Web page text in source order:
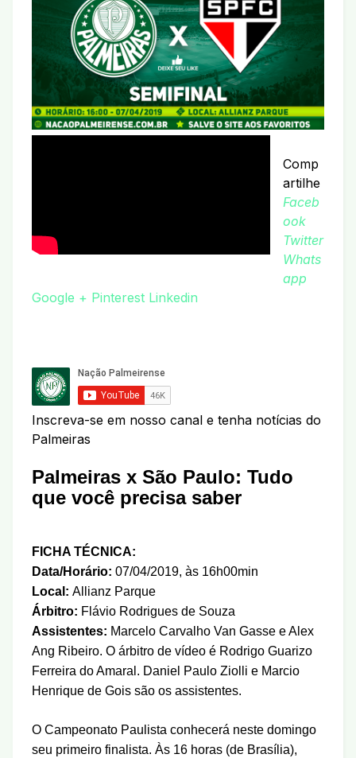
Comp
artilhe
Faceb
ook
Twitter
Whats
app
Google + Pinterest Linkedin
Inscreva-se em nosso canal e tenha notícias do
Palmeiras
Palmeiras x São Paulo: Tudo
que você precisa saber
FICHA TÉCNICA:
Data/Horário: 07/04/2019, às 16h00min
Local: Allianz Parque
Árbitro: Flávio Rodrigues de Souza
Assistentes: Marcelo Carvalho Van Gasse e Alex
Ang Ribeiro. O árbitro de vídeo é Rodrigo Guarizo
Ferreira do Amaral. Daniel Paulo Ziolli e Marcio
Henrique de Gois são os assistentes.
O Campeonato Paulista conhecerá neste domingo
seu primeiro finalista. Às 16 horas (de Brasília),